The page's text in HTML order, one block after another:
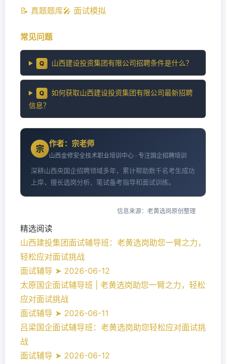
📝 真题题库🎤 面试模拟
常见问题
Q 山西建设投资集团有限公司招聘条件是什么？
Q
如何获取山西建设投资集团有限公司最新招聘
信息？
宗
作者：宗老师
山西金修安全技术职业培训中心 · 专注国企招聘培训
深耕山西央国企招聘领域多年，累计帮助数千名考生成功
上岸，擅长选岗分析、笔试备考指导和面试训练。
信息来源：老黄选岗原创整理
精选阅读
山西建投集团面试辅导班：老黄选岗助您一臂之力，
轻松应对面试挑战
面试辅导 ➤ 2026-06-12
太原国企面试辅导班 | 老黄选岗助您一臂之力，轻松
应对面试挑战
面试辅导 ➤ 2026-06-11
吕梁国企面试辅导班：老黄选岗助您轻松应对面试挑
战
面试辅导 ➤ 2026-06-12